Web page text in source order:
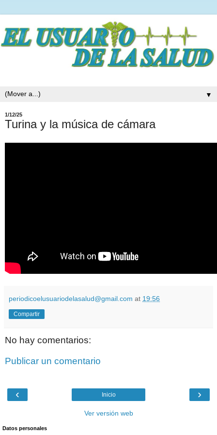
▼
1/12/25
Turina y la música de cámara
periodicoelusuariodelasalud@gmail.com at 19:56
Compartir
No hay comentarios:
Publicar un comentario
‹ ›
Inicio
Ver versión web
Datos personales